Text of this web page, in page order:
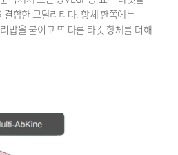
합한 모달리티다. 항체 한쪽에는
맙을 붙이고 또 다른 타깃 항체를 더해